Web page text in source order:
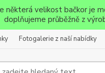
některá velikost bačkor
doplňujeme průběžně z
Fotogalerie z naší nabídky